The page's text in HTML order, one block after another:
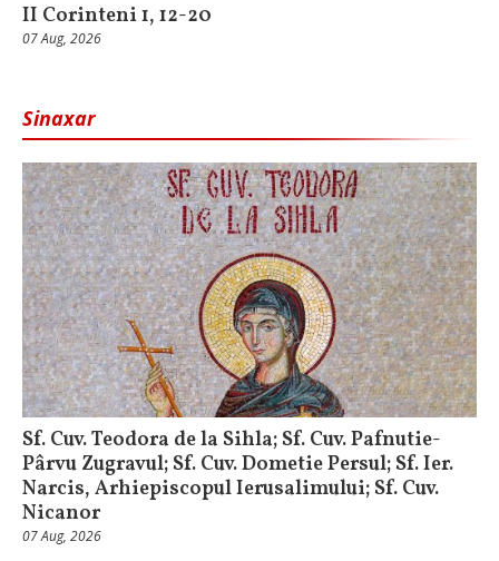
II Corinteni 1, 12-20
07 Aug, 2026
Sinaxar
Sf. Cuv. Teodora de la Sihla; Sf. Cuv. Pafnutie-
Pârvu Zugravul; Sf. Cuv. Dometie Persul; Sf. Ier.
Narcis, Arhiepiscopul Ierusalimului; Sf. Cuv.
Nicanor
07 Aug, 2026